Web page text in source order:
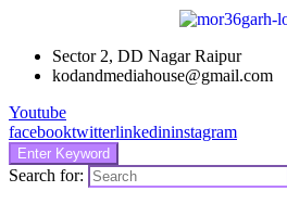
Sector 2, DD Nagar Raipur
kodandmediahouse@gmail.com
Youtube
facebooktwitterlinkedininstagram
Enter Keyword
Search for: